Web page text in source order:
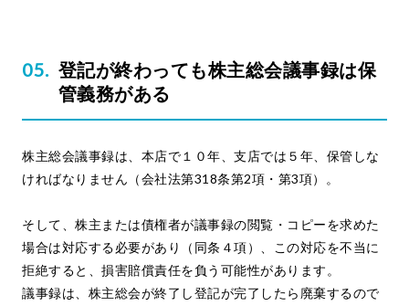
登記が終わっても株主総会議事録は保
管義務がある
株主総会議事録は、本店で１０年、支店では５年、保管しな
ければなりません（会社法第318条第2項・第3項）。
そして、株主または債権者が議事録の閲覧・コピーを求めた
場合は対応する必要があり（同条４項）、この対応を不当に
拒絶すると、損害賠償責任を負う可能性があります。
議事録は、株主総会が終了し登記が完了したら廃棄するので